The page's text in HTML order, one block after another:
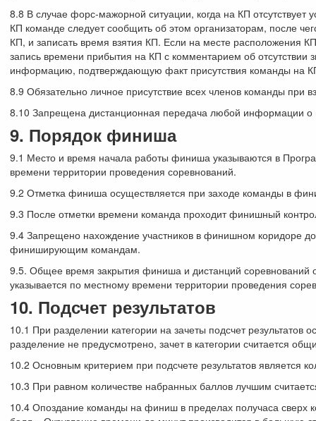
8.8 В случае форс-мажорной ситуации, когда на КП
КП команде следует сообщить об этом организаторам, после
КП, и записать время взятия КП. Если на месте расположения КП
запись времени прибытия на КП с комментарием об отсутствии
информацию, подтверждающую факт присутствия команды на
8.9 Обязательно личное присутствие всех членов команды
8.10 Запрещена дистанционная передача любой информации
9. Порядок финиша
9.1 Место и время начала работы финиша указываются в
времени территории проведения соревнований.
9.2 Отметка финиша осуществляется при заходе команды в
9.3 После отметки времени команда проходит финишный
9.4 Запрещено нахождение участников в финишном коридоре
финиширующим командам.
9.5. Общее время закрытия финиша и дистанций
указывается по местному времени территории проведения
10. Подсчет результатов
10.1 При разделении категории на зачеты подсчет
разделение не предусмотрено, зачет в категории считается
10.2 Основным критерием при подсчете результатов является
10.3 При равном количестве набранных баллов лучшим
10.4 Опоздание команды на финиш в пределах получаса сверх